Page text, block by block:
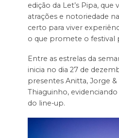
edição da Let’s Pipa,
atrações e notoriedade
certo para viver
o que promete o festival
Entre as estrelas da
inicia no dia 27 de
presentes Anitta, Jorge &
Thiaguinho,
do line-up.